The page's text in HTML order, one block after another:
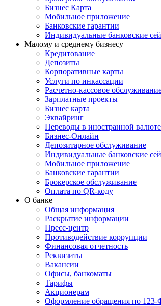
Бизнес Карта
Мобильное приложение
Банковские гарантии
Индивидуальные банковские
Малому и среднему бизнесу
Кредитование
Депозиты
Корпоративные карты
Услуги по инкассации
Расчетно-кассовое
Зарплатные проекты
Бизнес карта
Эквайринг
Переводы в иностранной валюте
Бизнес-Онлайн
Депозитарное обслуживание
Индивидуальные банковские
Мобильное приложение
Банковские гарантии
Брокерское обслуживание
Оплата по QR-коду
О банке
Общая информация
Раскрытие информации
Пресс-центр
Противодействие коррупции
Финансовая отчетность
Реквизиты
Вакансии
Офисы, банкоматы
Тарифы
Акционерам
Оформление обращения по 123-